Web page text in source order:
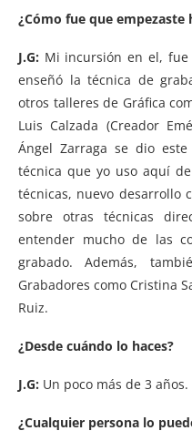
¿Cómo fue que empezaste
J.G: Mi incursión en el,
enseñó la técnica de
otros talleres de Gráfica
Luis Calzada (Creador
Ángel Zarraga se dio
técnica que yo uso aquí
técnicas, nuevo desarrollo
sobre otras técnicas
entender mucho de las
grabado. Además,
Grabadores como Cristina
Ruiz.
¿Desde cuándo lo haces?
J.G: Un poco más de 3 años.
¿Cualquier persona lo